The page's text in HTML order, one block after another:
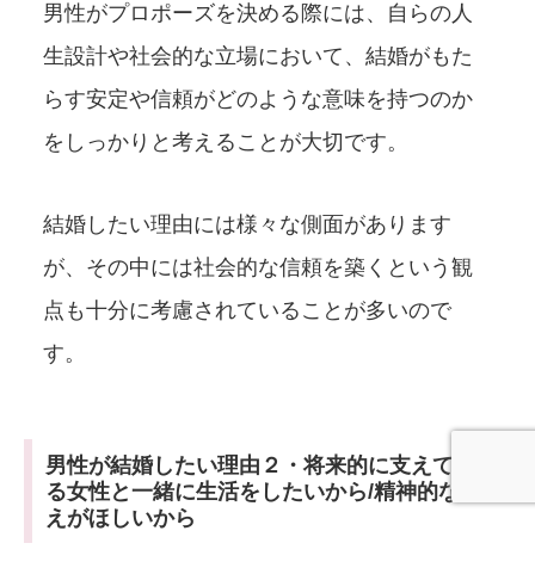
男性がプロポーズを決める際には、自らの人
生設計や社会的な立場において、結婚がもた
らす安定や信頼がどのような意味を持つのか
をしっかりと考えることが大切です。
結婚したい理由には様々な側面があります
が、その中には社会的な信頼を築くという観
点も十分に考慮されていることが多いので
す。
男性が結婚したい理由２・将来的に支えてくれ
る女性と一緒に生活をしたいから/精神的な支
えがほしいから